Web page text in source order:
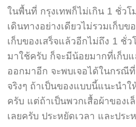
ในพื้นที่ กรุงเทพก็ไม่เกิน 1 ชั่วโ
เดินทางอย่างเดียวไม่รวมเก็บข
เก็บของเสร็จแล้วอีกไม่ถึง 1 ชั่
มาใช้ครับ ก็จะมีน้อยมากที่เก็บแ
ออกมาอีก จะพบเจอได้ในกรณี
จริงๆ ถ้าเป็นของแบบนี้แนะนำใ
ครับ แต่ถ้าเป็นพวกเสื้อผ้าของเ
เลยครับ ประหยัดเวลา และประ